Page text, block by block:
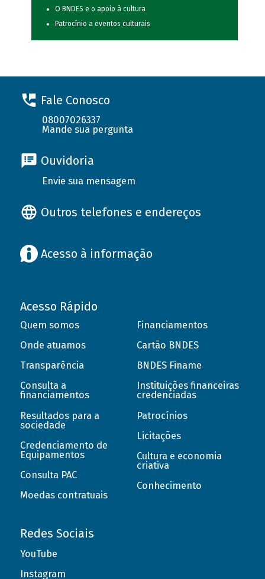
O BNDES e o apoio à cultura
Patrocínio a eventos culturais
Fale Conosco
08007026337
Mande sua pergunta
Ouvidoria
Envie sua mensagem
Outros telefones e endereços
Acesso à informação
Acesso Rápido
Quem somos
Onde atuamos
Transparência
Consulta a
financiamentos
Resultados para a
sociedade
Credenciamento de
Equipamentos
Consulta PAC
Moedas contratuais
Financiamentos
Cartão BNDES
BNDES Finame
Instituições financeiras
credenciadas
Patrocínios
Licitações
Cultura e economia
criativa
Conhecimento
Redes Sociais
YouTube
Instagram